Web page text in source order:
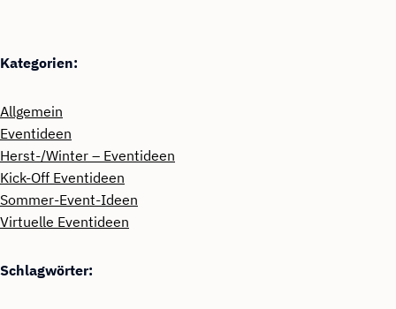
Kategorien:
Allgemein
Eventideen
Herst-/Winter – Eventideen
Kick-Off Eventideen
Sommer-Event-Ideen
Virtuelle Eventideen
Schlagwörter: